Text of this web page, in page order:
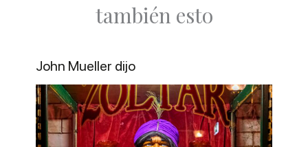
también esto
John Mueller dijo